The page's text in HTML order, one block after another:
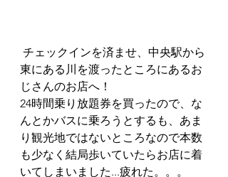
東にある川を渡ったところにあるお
じさんのお店へ！
24時間乗り放題券を買ったので、な
んとかバスに乗ろうとするも、あま
り観光地ではないところなので本数
も少なく結局歩いていたらお店に着
いてしまいました...疲れた。。。